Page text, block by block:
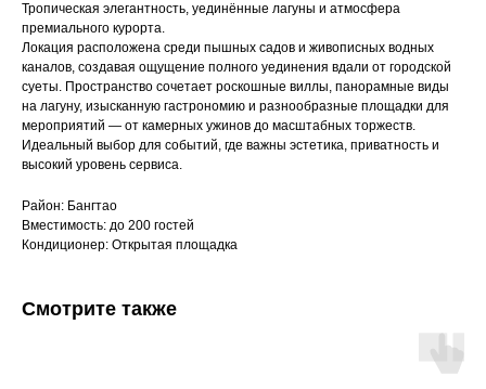
Тропическая элегантность, уединённые лагуны и атмосфера
премиального курорта.
Локация расположена среди пышных садов и живописных водных
каналов, создавая ощущение полного уединения вдали от городской
суеты. Пространство сочетает роскошные виллы, панорамные виды
на лагуну, изысканную гастрономию и разнообразные площадки для
мероприятий — от камерных ужинов до масштабных торжеств.
Идеальный выбор для событий, где важны эстетика, приватность и
высокий уровень сервиса.
Район: Бангтао
Вместимость: до 200 гостей
Кондиционер: Открытая площадка
Смотрите также